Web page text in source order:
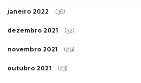
janeiro 2022 (36)
dezembro 2021 (32)
novembro 2021 (29)
outubro 2021 (23)